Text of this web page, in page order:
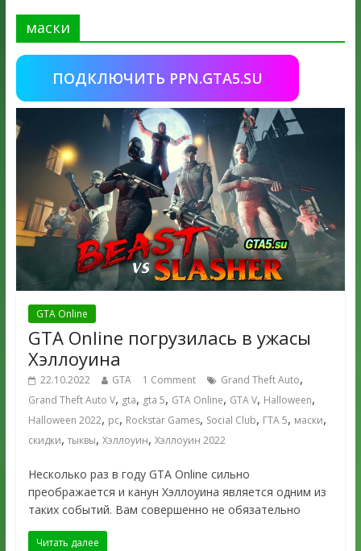
маски
ПОДКЛЮЧИТЬ PPN.GTA5.SU
GTA Online
GTA Online погрузилась в ужасы
Хэллоуина
22.10.2022 GTA 1 Comment Grand Theft Auto,
Grand Theft Auto V, gta, gta 5, GTA Online, GTA V, Halloween,
Halloween 2022, pc, Rockstar Games, Social Club, ГТА 5, маски,
скидки, тыквы, Хэллоуин, Хэллоуин 2022
Несколько раз в году GTA Online сильно
преображается и канун Хэллоуина является одним из
таких событий. Вам совершенно не обязательно
Читать далее